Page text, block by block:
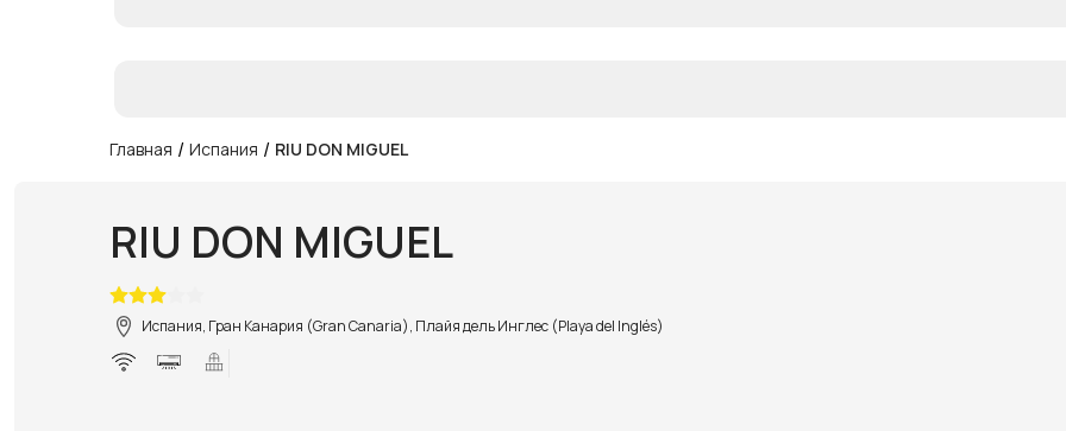
Главная / Испания / RIU DON MIGUEL
RIU DON MIGUEL
Испания, Гран Канария (Gran Canaria), Плайя дель Инглес (Playa del Inglés)